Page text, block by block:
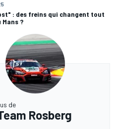
: des freins qui changent tout
Mans ?
de
Rosberg